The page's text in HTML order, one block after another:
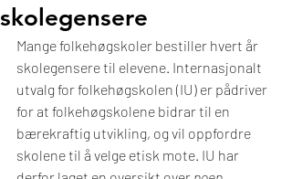
skolegensere
Mange folkehøgskoler bestiller hvert år
skolegensere til elevene. Internasjonalt
utvalg for folkehøgskolen (IU) er pådriver
for at folkehøgskolene bidrar til en
bærekraftig utvikling, og vil oppfordre
skolene til å velge etisk mote. IU har